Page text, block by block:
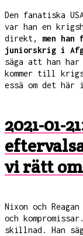
Den fanatiska
var han en
direkt, men
juniorskrig i
säga att han
kommer till
essä om det här
2021-01-
vi rätt
Nixon och
och
skillnad. Han